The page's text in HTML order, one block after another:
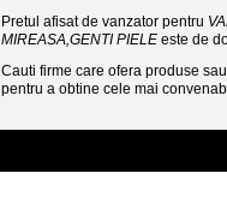
Pretul afisat de vanzator pentru
MIREASA,GENTI PIELE este de
Cauti firme care ofera produse
pentru a obtine cele mai